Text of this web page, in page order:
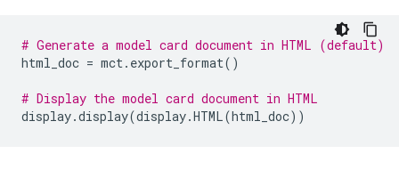
# Generate a model card document in HTML (default)
html_doc = mct. export_format()
# Display the model card document in HTML
display.display(display.HTML(html_doc))